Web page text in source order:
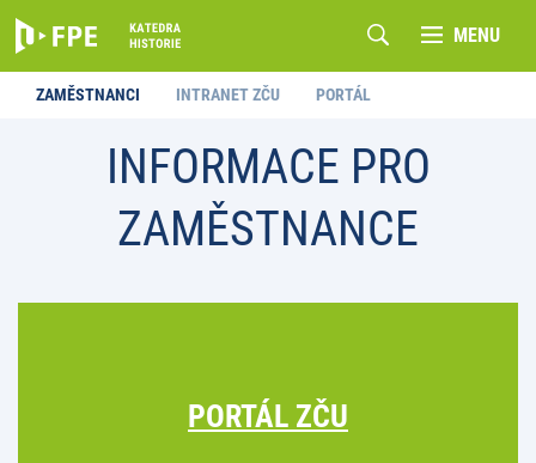
MENU
ZAMĚSTNANCI INTRANET ZČU PORTÁL
INFORMACE PRO
ZAMĚSTNANCE
PORTÁL ZČU